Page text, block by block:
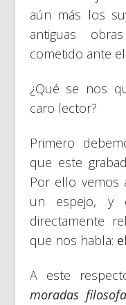
aún más los
antiguas
cometido ante el
¿Qué se nos
caro lector?
Primero
que este
Por ello vemos
un espejo, y
directamente
que nos habla:
A este
moradas